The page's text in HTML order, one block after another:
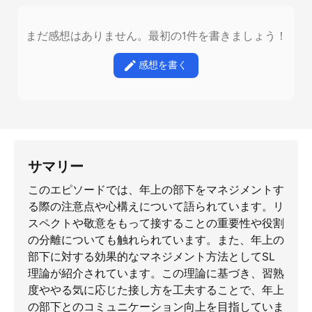
まだ感想はありません。最初の1件を書きましょう！
感想を書く
サマリー
このエピソードでは、年上の部下をマネジメントす
る際の注意点や心構えについて語られています。リ
スペクトや敬意をもって接することの重要性や役割
の分離についても触れられています。また、年上の
部下に対する効果的なマネジメント方法としてSL
理論が紹介されています。この理論に基づき、習熟
度ややる気に応じた接し方を工夫することで、年上
の部下とのコミュニケーション向上を目指していま